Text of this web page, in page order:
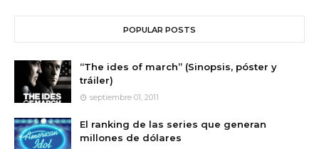
POPULAR POSTS
“The ides of march” (Sinopsis, póster y
tráiler)
septiembre 01, 2011
El ranking de las series que generan
millones de dólares